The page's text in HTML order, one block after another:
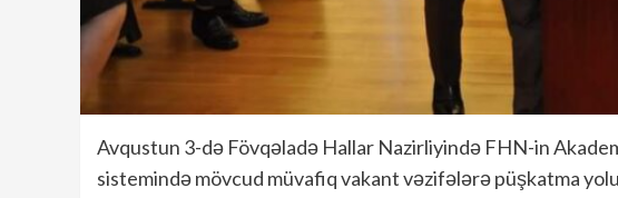
Avqustun 3-də Fövqəladə Hallar Nazirliyində FHN-in
sistemində mövcud müvafiq vakant vəzifələrə püşkatma